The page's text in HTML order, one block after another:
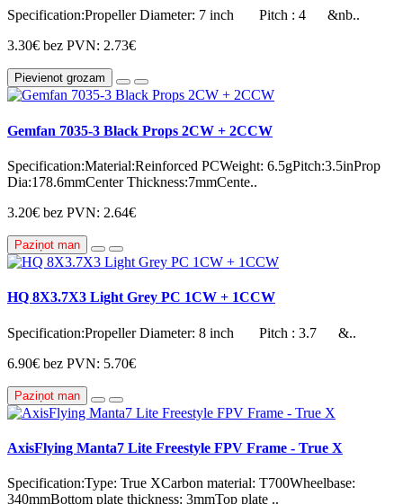
Specification:Propeller Diameter: 7 inch Pitch : 4 &nb..
3.30€ bez PVN: 2.73€
Pievienot grozam
Gemfan 7035-3 Black Props 2CW + 2CCW
Specification:Material:Reinforced PCWeight: 6.5gPitch:3.5inProp
Dia:178.6mmCenter Thickness:7mmCente..
3.20€ bez PVN: 2.64€
Paziņot man
HQ 8X3.7X3 Light Grey PC 1CW + 1CCW
Specification:Propeller Diameter: 8 inch Pitch : 3.7 &..
6.90€ bez PVN: 5.70€
Paziņot man
AxisFlying Manta7 Lite Freestyle FPV Frame - True X
Specification:Type: True XCarbon material: T700Wheelbase:
340mmBottom plate thickness: 3mmTop plate ..